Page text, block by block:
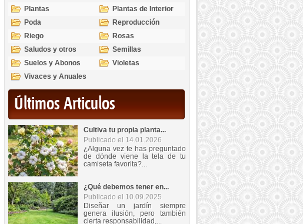
Plantas
Plantas de Interior
Poda
Reproducción
Riego
Rosas
Saludos y otros
temas
Semillas
Suelos y Abonos
Violetas
Vivaces y Anuales
Últimos Articulos
Cultiva tu propia planta...
Publicado el 14.01.2026
¿Alguna vez te has preguntado
de dónde viene la tela de tu
camiseta favorita?...
¿Qué debemos tener en...
Publicado el 10.09.2025
Diseñar un jardín siempre
genera ilusión, pero también
cierta responsabilidad,...